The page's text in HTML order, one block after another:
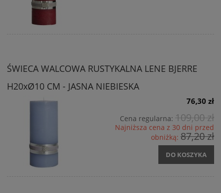
ŚWIECA WALCOWA RUSTYKALNA LENE BJERRE
H20xØ10 CM - JASNA NIEBIESKA
76,30 zł
Cena regularna: 109,00 zł
Najniższa cena z 30 dni przed
obniżką: 87,20 zł
DO KOSZYKA